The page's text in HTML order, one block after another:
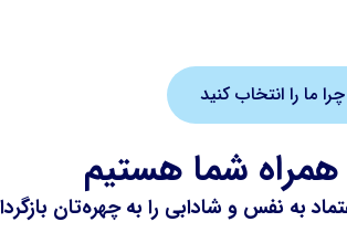
چرا ما را انتخاب کنید
همراه شما هستیم
به نفس و شادابی را به چهره‌تان